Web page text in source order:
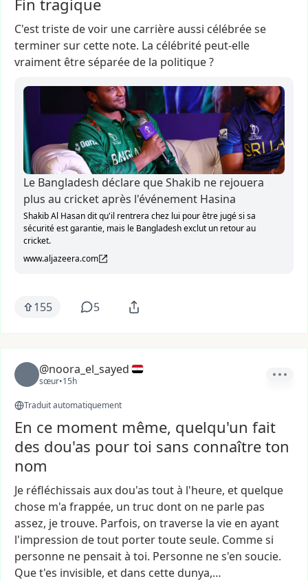
Fin tragique
C'esttriste devoir une carrièreaussi célébréese
terminersur cette note. La célébrité peut-elle
vraiment êtreséparée de la politique?
Le Bangladesh déclare que Shakib ne rejouera
plus au cricket après l'événement Hasina
Shakib Al Hasan dit qu'il rentrera chez lui pour être jugé si sa
sécurité est garantie, mais le Bangladesh exclut un retour au
cricket.
www.aljazeera.com
155 5
@noora_el_sayed
sœur•15h
Traduit automatiquement
En ce moment même, quelqu'un fait
des dou'as pour toi sans connaître ton
nom
Je réfléchissais aux dou'as toutà l'heure, et quelque
chose m'a frappée, un truc dont on ne parle pas
assez, jetrouve. Parfois, on traverse la vie en ayant
l'impression detout portertouteseule. Commesi
personne ne pensaità toi. Personne nes'en soucie.
Quet'es invisible, et dans cette dunya,…